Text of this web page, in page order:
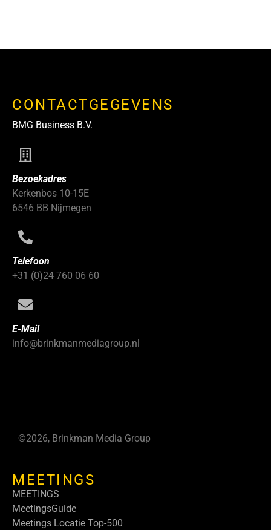
CONTACTGEGEVENS
BMG Business B.V.
Bezoekadres
Kerkenbos 10-15E
6546 BB Nijmegen
Telefoon
+31 (0)24 760 06 60
E-Mail
info@brinkmanmediagroup.nl
©2026, Brinkman Media Group
MEETINGS
MEETINGS
MeetingsGuide
Meetings Locatie Top-500